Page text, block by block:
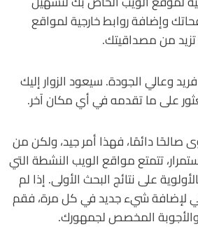
وإضافة روابط خارجية لمواقع
من مصداقيتك.
وعالي الجودة. سيعود الزوار إليك
على ما تقدمه في أي مكان آخر.
صالحًا دائمًا، فهذا أمر جيد، ولكن من
تتمتع مواقع الويب النشطة التي
على نتائج البحث الأولى. إذا لم
لإضافة شيء جديد في كل مرة، فقم
المخصص لجمهورك.